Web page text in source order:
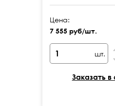
Цена:
7 555 руб/шт.
шт.
Заказать в